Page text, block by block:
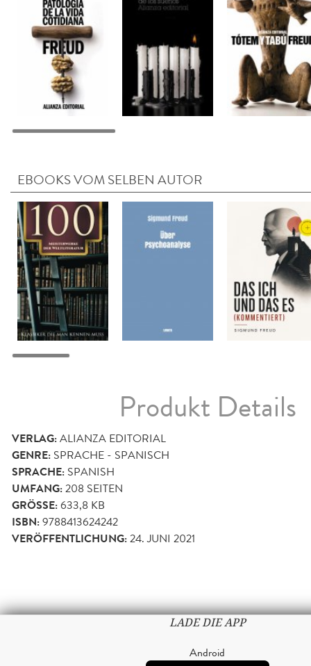
EBOOKS VOM SELBEN AUTOR
Produkt Details
VERLAG:ALIANZA EDITORIAL
GENRE: SPRACHE - SPANISCH
SPRACHE: SPANISH
UMFANG:208 SEITEN
GRÖSSE: 633,8 KB
ISBN:9788413624242
VERÖFFENTLICHUNG:24. JUNI 2021
LADE DIE APP
Android